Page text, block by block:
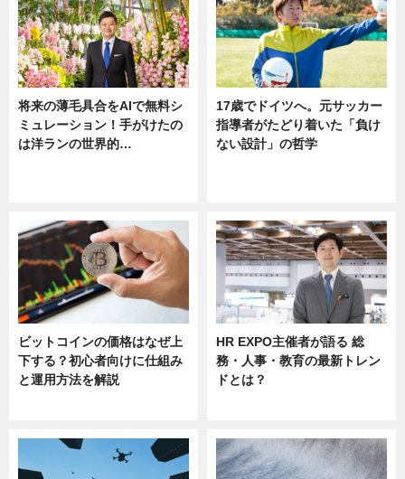
将来の薄毛具合をAIで無料シ
ミュレーション！手がけたの
は洋ランの世界的…
17歳でドイツへ。元サッカー
指導者がたどり着いた「負け
ない設計」の哲学
ビットコインの価格はなぜ上
下する？初心者向けに仕組み
と運用方法を解説
HR EXPO主催者が語る 総
務・人事・教育の最新トレン
ドとは？